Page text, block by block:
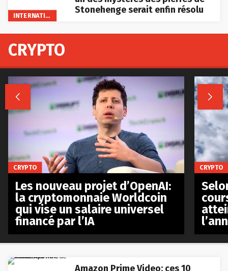
INTERNATIONAL
Stonehenge serait enfin résolu
Amazon Prime Video: ces 10
CRYPTO
 
CRYPTO
Les nouveau projet d’OpenAI:
la cryptomonnaie Worldcoin
qui vise un salaire universel
financé par l’IA
CRYPTO